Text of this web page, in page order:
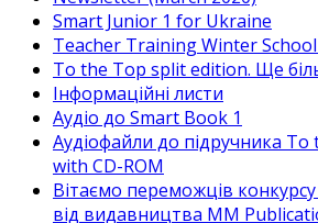
Smart Junior 1 for Ukraine
Teacher Training Winter
To the Top split edition. Ще
Інформаційні листи
Аудіо до Smart Book 1
Аудіофайли до підручника To
with CD-ROM
Вітаємо переможців конкурсу
від видавництва MM